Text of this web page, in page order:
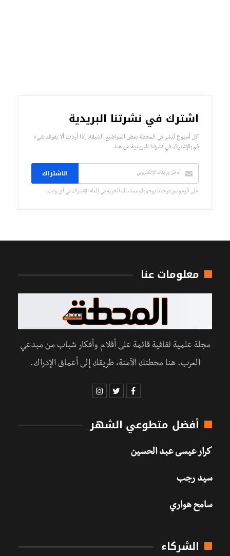
اشترك في نشرتنا البريدية
كل أسبوع تُنشر في المحطة بعض المواضيع الشيقة، إذا أردت ألا يفوتك شيء
قم بالإشتراك في نشرتنا البريدية من هنا.
الاشتراك
على الرغم من فرحتنا بوجودك معنا، لك الحرية في إلغاء الإشتراك في أي وقت.
معلومات عنا
مجلة علمية ثقافية قائمة على أقلام وأفكار شباب من مبدعي
العرب. هنا محطتك الآمنة، طريقك إلى أعماق الإدراك.
أفضل متطوعي الشهر
كرار عيسى عبد الحسين
سيد رجب
سامح هواري
الشركاء